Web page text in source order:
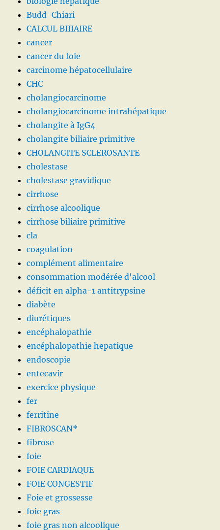
Budd-Chiari
CALCUL BIIIAIRE
cancer
cancer du foie
carcinome hépatocellulaire
CHC
cholangiocarcinome
cholangiocarcinome intrahépatique
cholangite à IgG4
cholangite biliaire primitive
CHOLANGITE SCLEROSANTE
cholestase
cholestase gravidique
cirrhose
cirrhose alcoolique
cirrhose biliaire primitive
cla
coagulation
complément alimentaire
consommation modérée d'alcool
déficit en alpha-1 antitrypsine
diabète
diurétiques
encéphalopathie
encéphalopathie hepatique
endoscopie
entecavir
exercice physique
fer
ferritine
FIBROSCAN*
fibrose
foie
FOIE CARDIAQUE
FOIE CONGESTIF
Foie et grossesse
foie gras
foie gras non alcoolique